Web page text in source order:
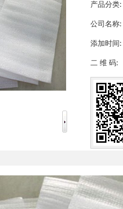
产品分类:
公司名称:
添加时间:
二 维 码: